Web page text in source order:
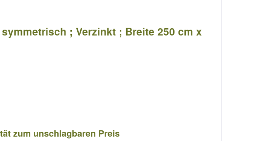
; Verzinkt ; Breite 250 cm x
zum unschlagbaren Preis